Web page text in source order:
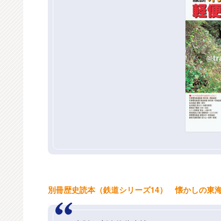
別冊歴史読本（鉄道シリーズ14） 懐かしの東